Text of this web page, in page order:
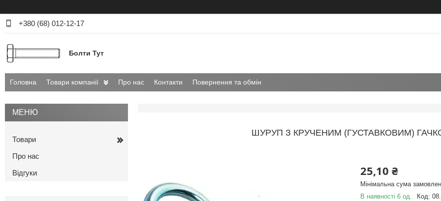
+380 (68) 012-12-17
Болти Тут
Головна Товари компанії Про нас Контакти Повернення та обмін
ШУРУП З КРУЧЕНИМ (ГУСТАВКОВИМ)
25,10 ₴
Мінімальна сума
В наявності 6 од.
Код:
Товари
Про нас
Відгуки